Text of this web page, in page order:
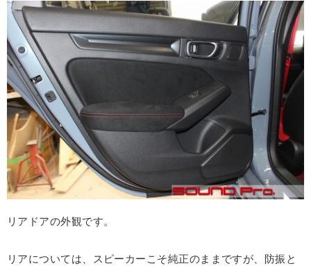
リアドアの外観です。
リアについては、スピーカーこそ純正のままですが、防振と